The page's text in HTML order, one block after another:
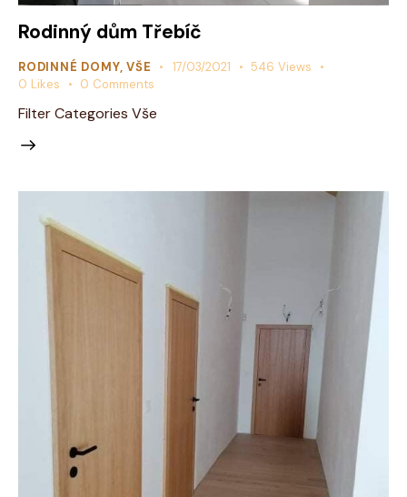
Rodinný dům Třebíč
RODINNÉ DOMY,VŠE 17/03/2021 546 Views
0 Likes 0 Comments
Filter Categories Vše